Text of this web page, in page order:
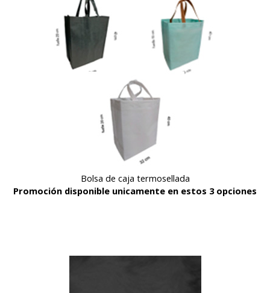
Bolsa de caja termosellada
Promoción disponible unicamente en estos 3 opciones